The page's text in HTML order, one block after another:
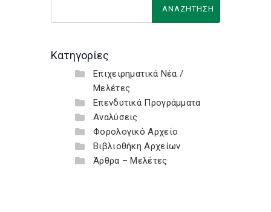
Κατηγορίες
Επιχειρηματικά Νέα /
Μελέτες
Επενδυτικά Προγράμματα
Αναλύσεις
Φορολογικό Αρχείο
Βιβλιοθήκη Αρχείων
Άρθρα – Μελέτες